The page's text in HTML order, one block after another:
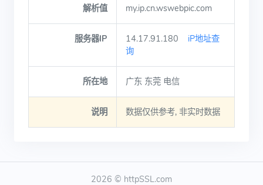
解析值 my.ip.cn.wswebpic.com
服务器IP 14.17.91.180
iP地址查
询
所在地 广东 东莞 电信
说明 数据仅供参考, 非实时数据
2026 © httpSSL.com